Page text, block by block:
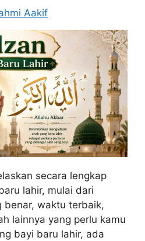
Aakif
secara lengkap
lahir, mulai dari
benar, waktu terbaik,
lainnya yang perlu kamu
bayi baru lahir, ada